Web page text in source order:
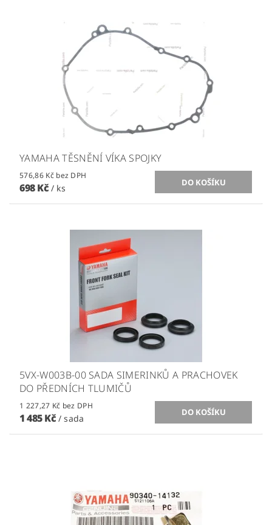
YAMAHA TĚSNĚNÍ VÍKA SPOJKY
576,86 Kč bez DPH
698 Kč / ks
5VX-W003B-00 SADA SIMERINKŮ A PRACHOVEK
DO PŘEDNÍCH TLUMIČŮ
1 227,27 Kč bez DPH
1 485 Kč / sada